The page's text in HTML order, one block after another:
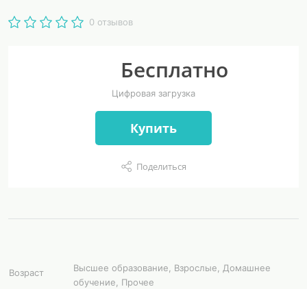
0 отзывов
Бесплатно
Цифровая загрузка
Купить
Поделиться
Возраст
Высшее образование, Взрослые, Домашнее
обучение, Прочее